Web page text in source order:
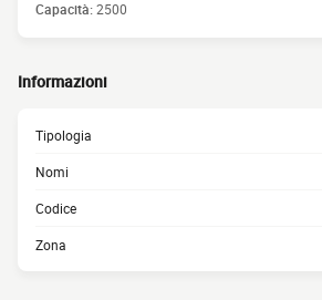
Capacità:2500
Informazioni
Tipologia
Nomi
Codice
Zona